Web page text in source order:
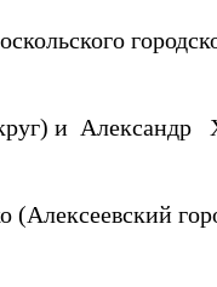
и Александр
(Алексеевский